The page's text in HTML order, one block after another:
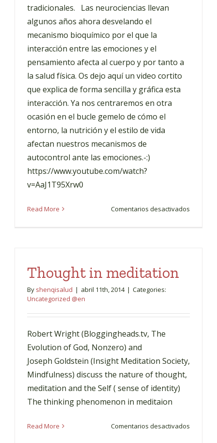
tradicionales. Las neurociencias llevan
algunos años ahora desvelando el
mecanismo bioquímico por el que la
interacción entre las emociones y el
pensamiento afecta al cuerpo y por tanto a
la salud física. Os dejo aquí un video cortito
que explica de forma sencilla y gráfica esta
interacción. Ya nos centraremos en otra
ocasión en el bucle gemelo de cómo el
entorno, la nutrición y el estilo de vida
afectan nuestros mecanismos de
autocontrol ante las emociones.-:)
https://www.youtube.com/watch?
v=AaJ1T95Xrw0
Read More Comentarios desactivados
Thought in meditation
By shenqisalud | abril 11th, 2014 | Categories:
Uncategorized @en
Robert Wright (Bloggingheads.tv, The
Evolution of God, Nonzero) and
Joseph Goldstein (Insight Meditation Society,
Mindfulness) discuss the nature of thought,
meditation and the Self ( sense of identity)
The thinking phenomenon in meditaion
Read More Comentarios desactivados